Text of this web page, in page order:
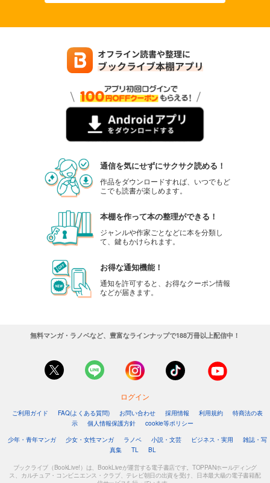
通信を気にせずにサクサク読める！
作品をダウンロードすれば、いつでもど
こでも読書が楽しめます。
本棚を作って本の整理ができる！
ジャンルや作家ごとなどに本を分類し
て、鍵もかけられます。
お得な通知機能！
通知を許可すると、お得なクーポン情報
などが届きます。
無料マンガ・ラノベなど、豊富なラインナップで188万冊以上配信中！
ログイン
ご利用ガイド FAQ(よくある質問) お問い合わせ 採用情報 利用規約
特商法の表
示
個人情報保護方針
cookie等ポリシー
少年・青年マンガ
少女・女性マンガ ラノベ 小説・文芸 ビジネス・実用
雑誌・写
真集
TL BL
ブックライブ（BookLive!）は、BookLiveが運営する電子書店です。TOPPANホールディング
ス、カルチュア・コンビニエンス・クラブ、テレビ朝日の出資を受け、日本最大級の電子書籍配